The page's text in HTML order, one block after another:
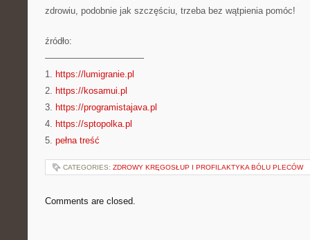
zdrowiu, podobnie jak szczęściu, trzeba bez wątpienia pomóc!
źródło:
———————————
1. https://lumigranie.pl
2. https://kosamui.pl
3. https://programistajava.pl
4. https://sptopolka.pl
5. pełna treść
CATEGORIES: ZDROWY KRĘGOSŁUP I PROFILAKTYKA BÓLU PLECÓW
Comments are closed.